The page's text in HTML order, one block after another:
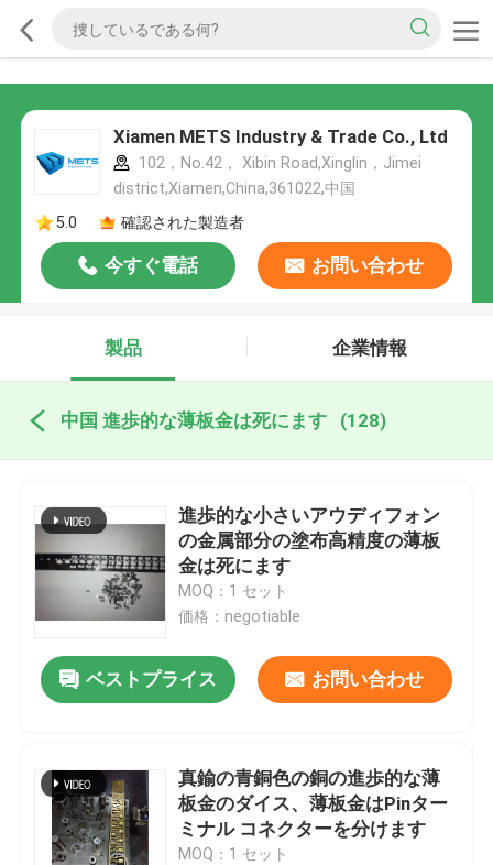
Xiamen METS Industry & Trade Co., Ltd
102，No.42， Xibin Road,Xinglin，Jimei
district,Xiamen,China,361022,中国
5.0
確認された製造者
今すぐ電話 お問い合わせ
製品 企業情報
中国 進歩的な薄板金は死にます (128)
進歩的な小さいアウディフォン
の金属部分の塗布高精度の薄板
金は死にます
MOQ：1 セット
価格：negotiable
ベストプライス お問い合わせ
真鍮の青銅色の銅の進歩的な薄
板金のダイス、薄板金はPinター
ミナル コネクターを分けます
MOQ：1 セット